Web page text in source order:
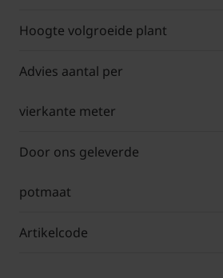
Hoogte volgroeide plant
Advies aantal per
vierkante meter
Door ons geleverde
potmaat
Artikelcode